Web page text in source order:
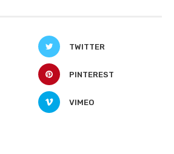
TWITTER
PINTEREST
VIMEO